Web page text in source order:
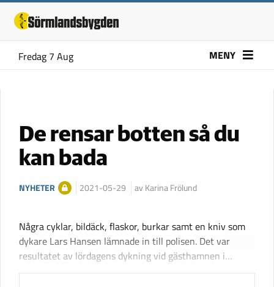
Fredag 7 Aug MENY
De rensar botten så du
kan bada
NYHETER 2021-05-29 av Karina Frölund
Några cyklar, bildäck, flaskor, burkar samt en kniv som
dykare Lars Hansen lämnade in till polisen. Det var
resultatet av lördagens dykning vid gästhamnen i…